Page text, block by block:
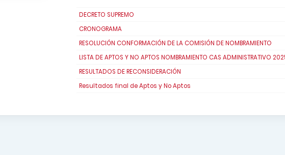
DECRETO SUPREMO
CRONOGRAMA
RESOLUCIÓN CONFORMACIÓN DE LA COMISIÓN DE NOMBRAMIENTO
LISTA DE APTOS Y NO APTOS NOMBRAMIENTO CAS ADMINISTRATIVO
RESULTADOS DE RECONSIDERACIÓN
Resultados final de Aptos y No Aptos